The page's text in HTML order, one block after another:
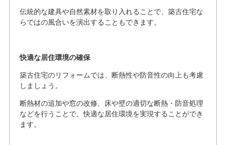
伝統的な建具や自然素材を取り入れることで、築古住宅な
らではの風合いを演出することもできます。
快適な居住環境の確保
築古住宅のリフォームでは、断熱性や防音性の向上も考慮
しましょう。
断熱材の追加や窓の改修、床や壁の適切な断熱・防音処理
などを行うことで、快適な居住環境を実現することができ
ます。